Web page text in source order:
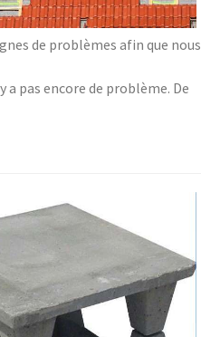
de problèmes afin que nous
pas encore de problème. De